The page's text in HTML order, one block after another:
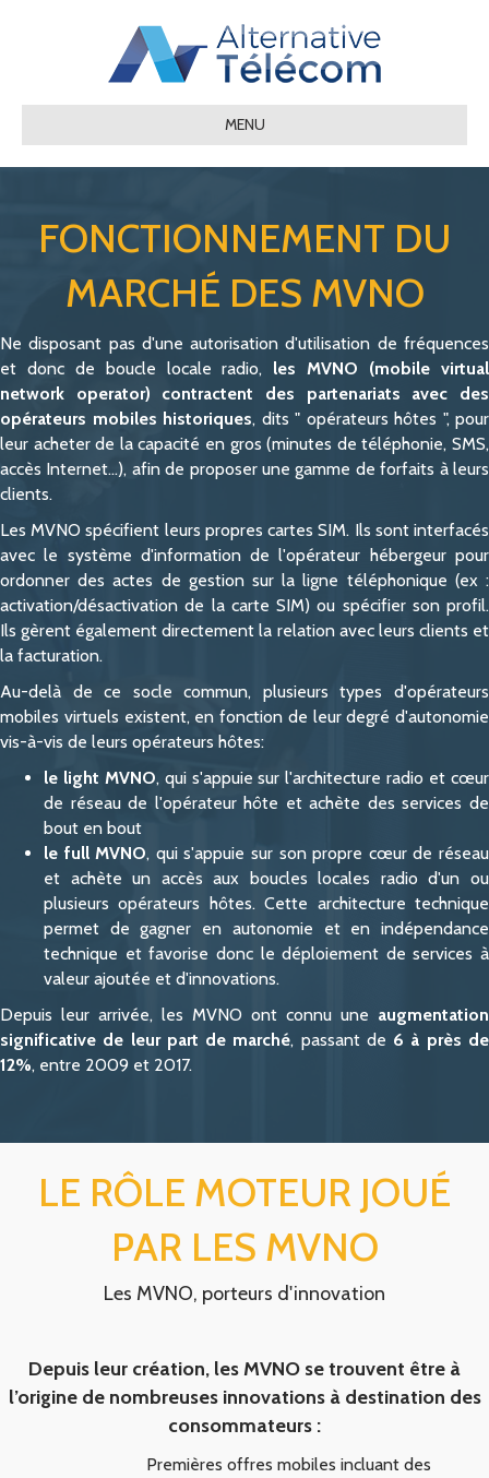
MENU
FONCTIONNEMENT DU
MARCHÉ DES MVNO
Ne disposant pas d'une autorisation d'utilisation de fréquences
et donc de boucle locale radio, les MVNO (mobile virtual
network operator) contractent des partenariats avec des
opérateurs mobiles historiques, dits " opérateurs hôtes ", pour
leur acheter de la capacité en gros (minutes de téléphonie, SMS,
accès Internet…), afin de proposer une gamme de forfaits à leurs
clients.
Les MVNO spécifient leurs propres cartes SIM. Ils sont interfacés
avec le système d'information de l'opérateur hébergeur pour
ordonner des actes de gestion sur la ligne téléphonique (ex :
activation/désactivation de la carte SIM) ou spécifier son profil.
Ils gèrent également directement la relation avec leurs clients et
la facturation.
Au-delà de ce socle commun, plusieurs types d'opérateurs
mobiles virtuels existent, en fonction de leur degré d'autonomie
vis-à-vis de leurs opérateurs hôtes:
le light MVNO, qui s'appuie sur l'architecture radio et cœur
de réseau de l'opérateur hôte et achète des services de
bout en bout
le full MVNO, qui s'appuie sur son propre cœur de réseau
et achète un accès aux boucles locales radio d'un ou
plusieurs opérateurs hôtes. Cette architecture technique
permet de gagner en autonomie et en indépendance
technique et favorise donc le déploiement de services à
valeur ajoutée et d'innovations.
Depuis leur arrivée, les MVNO ont connu une augmentation
significative de leur part de marché, passant de 6 à près de
12%, entre 2009 et 2017.
LE RÔLE MOTEUR JOUÉ
PAR LES MVNO
Les MVNO, porteurs d'innovation
Depuis leur création, les MVNO se trouvent être à
l’origine de nombreuses innovations à destination des
consommateurs :
Premières offres mobiles incluant des